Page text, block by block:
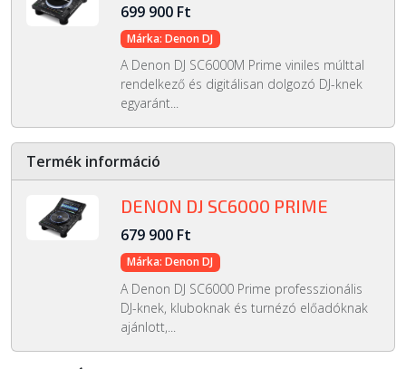
699 900 Ft
Márka: Denon DJ
A Denon DJ SC6000M Prime viniles múlttal
rendelkező és digitálisan dolgozó DJ-knek
egyaránt...
Termék információ
DENON DJ SC6000 PRIME
679 900 Ft
Márka: Denon DJ
A Denon DJ SC6000 Prime professzionális
DJ-knek, kluboknak és turnézó előadóknak
ajánlott,...